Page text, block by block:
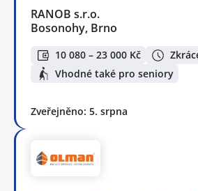
RANOB s.r.o.
Bosonohy, Brno
10 080 – 23 000 Kč
Vhodné také pro seniory
Zveřejněno: 5. srpna